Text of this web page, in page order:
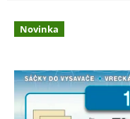
V
p
Novinka